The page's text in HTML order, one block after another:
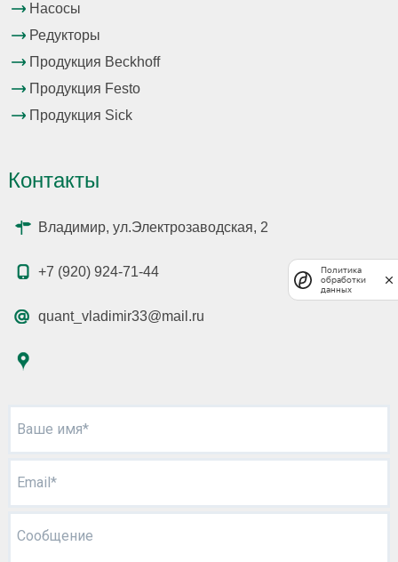
Насосы
Редукторы
Продукция Beckhoff
Продукция Festo
Продукция Sick
Контакты
Владимир, ул.Электрозаводская, 2
+7 (920) 924-71-44
quant_vladimir33@mail.ru
Ваше имя*
Email*
Сообщение
Политика
обработки
данных